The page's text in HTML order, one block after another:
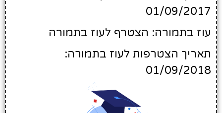
01/09/2017
עוז בתמורה: הצטרף לעוז בתמורה
תאריך הצטרפות לעוז בתמורה:
01/09/2018